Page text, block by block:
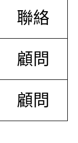
聯絡
顧問
顧問